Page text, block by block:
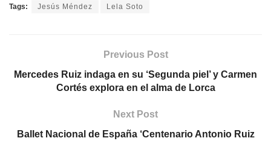
Tags: Jesús Méndez Lela Soto
Previous Post
Mercedes Ruiz indaga en su ‘Segunda piel’ y Carmen
Cortés explora en el alma de Lorca
Next Post
Ballet Nacional de España ‘Centenario Antonio Ruiz